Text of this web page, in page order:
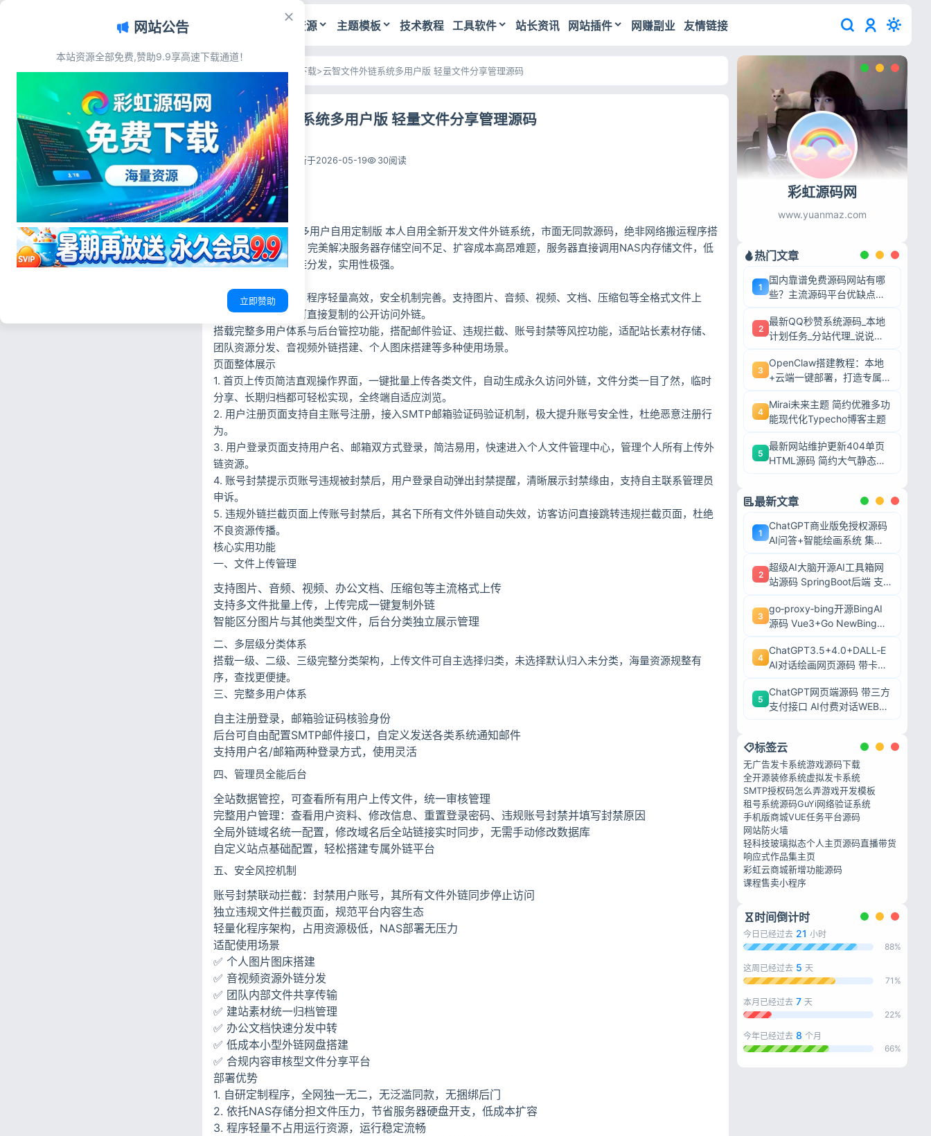
源码资源 主题模板 技术教程 工具软件 站长资讯 网站插件 网赚副业 友情链接
首页>源码资源>上传下载>云智文件外链系统多用户版 轻量文件分享管理源码
云智文件外链系统多用户版 轻量文件分享管理源码
彩虹源码网
2026-05-19 更新于2026-05-19 30阅读
源码简介
云智文件外链系统 多用户自用定制版 本人自用全新开发文件外链系统，市面无同款源码，绝非网络搬运程序搭
建部署于NAS设备，完美解决服务器存储空间不足、扩容成本高昂难题，服务器直接调用NAS内存储文件，低
成本实现大文件外链分发，实用性极强。
整体界面清爽明亮，程序轻量高效，安全机制完善。支持图片、音频、视频、文档、压缩包等全格式文件上
传，上传自动生成可直接复制的公开访问外链。
搭载完整多用户体系与后台管控功能，搭配邮件验证、违规拦截、账号封禁等风控功能，适配站长素材存储、
团队资源分发、音视频外链搭建、个人图床搭建等多种使用场景。
页面整体展示
1. 首页上传页简洁直观操作界面，一键批量上传各类文件，自动生成永久访问外链，文件分类一目了然，临时
分享、长期归档都可轻松实现，全终端自适应浏览。
2. 用户注册页面支持自主账号注册，接入SMTP邮箱验证码验证机制，极大提升账号安全性，杜绝恶意注册行
为。
3. 用户登录页面支持用户名、邮箱双方式登录，简洁易用，快速进入个人文件管理中心，管理个人所有上传外
链资源。
4. 账号封禁提示页账号违规被封禁后，用户登录自动弹出封禁提醒，清晰展示封禁缘由，支持自主联系管理员
申诉。
5. 违规外链拦截页面上传账号封禁后，其名下所有文件外链自动失效，访客访问直接跳转违规拦截页面，杜绝
不良资源传播。
核心实用功能
一、文件上传管理
支持图片、音频、视频、办公文档、压缩包等主流格式上传
支持多文件批量上传，上传完成一键复制外链
智能区分图片与其他类型文件，后台分类独立展示管理
二、多层级分类体系
搭载一级、二级、三级完整分类架构，上传文件可自主选择归类，未选择默认归入未分类，海量资源规整有
序，查找更便捷。
三、完整多用户体系
自主注册登录，邮箱验证码核验身份
后台可自由配置SMTP邮件接口，自定义发送各类系统通知邮件
支持用户名/邮箱两种登录方式，使用灵活
四、管理员全能后台
全站数据管控，可查看所有用户上传文件，统一审核管理
完整用户管理：查看用户资料、修改信息、重置登录密码、违规账号封禁并填写封禁原因
全局外链域名统一配置，修改域名后全站链接实时同步，无需手动修改数据库
自定义站点基础配置，轻松搭建专属外链平台
五、安全风控机制
账号封禁联动拦截：封禁用户账号，其所有文件外链同步停止访问
独立违规文件拦截页面，规范平台内容生态
轻量化程序架构，占用资源极低，NAS部署无压力
适配使用场景
✅ 个人图片图床搭建
✅ 音视频资源外链分发
✅ 团队内部文件共享传输
✅ 建站素材统一归档管理
✅ 办公文档快速分发中转
✅ 低成本小型外链网盘搭建
✅ 合规内容审核型文件分享平台
部署优势
1. 自研定制程序，全网独一无二，无泛滥同款，无捆绑后门
2. 依托NAS存储分担文件压力，节省服务器硬盘开支，低成本扩容
3. 程序轻量不占用运行资源，运行稳定流畅
彩虹源码网
www.yuanmaz.com
热门文章
1
国内靠谱免费源码网站有哪
些？主流源码平台优缺点深
2
最新QQ秒赞系统源码_本地
计划任务_分站代理_说说赞
3
OpenClaw搭建教程：本地
+云端一键部署，打造专属AI
4
Mirai未来主题 简约优雅多功
能现代化Typecho博客主题
5
最新网站维护更新404单页
HTML源码 简约大气静态模
最新文章
1
ChatGPT商业版免授权源码
AI问答+智能绘画系统 集成
2
超级AI大脑开源AI工具箱网
站源码 SpringBoot后端 支
3
go‑proxy‑bing开源BingAI
源码 Vue3+Go NewBing网
4
ChatGPT3.5+4.0+DALL‑E
AI对话绘画网页源码 带卡密
5
ChatGPT网页端源码 带三方
支付接口 AI付费对话WEB系
标签云
无广告发卡系统游戏源码下载
全开源装修系统虚拟发卡系统
SMTP授权码怎么弄游戏开发模板
租号系统源码GuYi网络验证系统
手机版商城VUE任务平台源码
网站防火墙
轻科技玻璃拟态个人主页源码直播带货
响应式作品集主页
彩虹云商城新增功能源码
课程售卖小程序
时间倒计时
今日已经过去 21 小时
88%
这周已经过去 5 天
71%
本月已经过去 7 天
22%
今年已经过去 8 个月
66%
文章目录
源码简介
源码展示
源码下载
网站公告
本站资源全部免费,赞助9.9享高速下载通道！
立即赞助